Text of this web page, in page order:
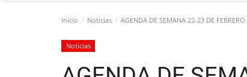
Inicio Noticias AGENDA DE SEMANA 22-23 DE
Noticias